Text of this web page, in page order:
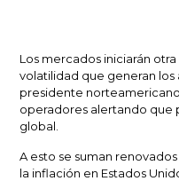
Los mercados iniciarán
volatilidad que generan los
presidente norteamericano
operadores alertando que
global.
A esto se suman
la inflación en Estados